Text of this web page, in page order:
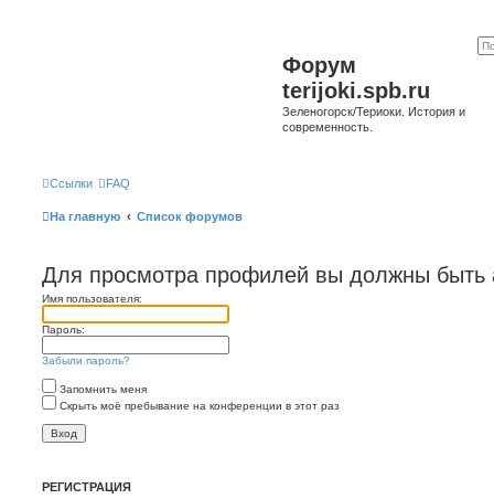
Форум
terijoki.spb.ru
Зеленогорск/Териоки. История и
современность.
Ссылки FAQ
На главную Список форумов
Для просмотра профилей вы должны быть
Имя пользователя:
Пароль:
Забыли пароль?
Запомнить меня
Скрыть моё пребывание на конференции в этот раз
РЕГИСТРАЦИЯ